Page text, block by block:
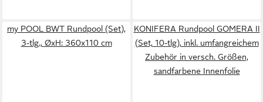
my POOL BWT Rundpool (Set),
3-tlg., ØxH: 360x110 cm
KONIFERA Rundpool GOMERA II
(Set, 10-tlg), inkl. umfangreichem
Zubehör in versch. Größen,
sandfarbene Innenfolie